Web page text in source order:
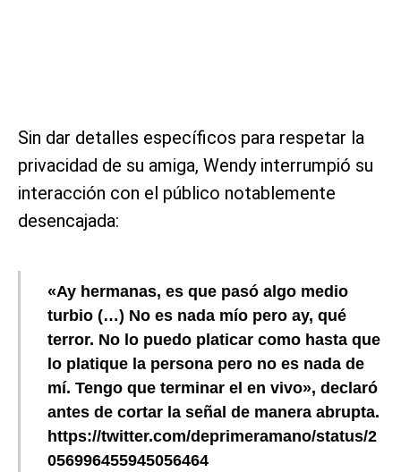
Sin dar detalles específicos para respetar la
privacidad de su amiga, Wendy interrumpió su
interacción con el público notablemente
desencajada:
«Ay hermanas, es que pasó algo medio
turbio (…) No es nada mío pero ay, qué
terror. No lo puedo platicar como hasta que
lo platique la persona pero no es nada de
mí. Tengo que terminar el en vivo», declaró
antes de cortar la señal de manera abrupta.
https://twitter.com/deprimeramano/status/2
056996455945056464